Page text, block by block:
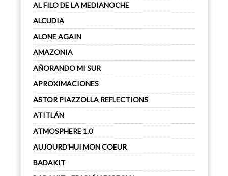
AL FILO DE LA MEDIANOCHE
ALCUDIA
ALONE AGAIN
AMAZONIA
AÑORANDO MI SUR
APROXIMACIONES
ASTOR PIAZZOLLA REFLECTIONS
ATITLÁN
ATMOSPHERE 1.0
AUJOURD'HUI MON COEUR
BADAKIT